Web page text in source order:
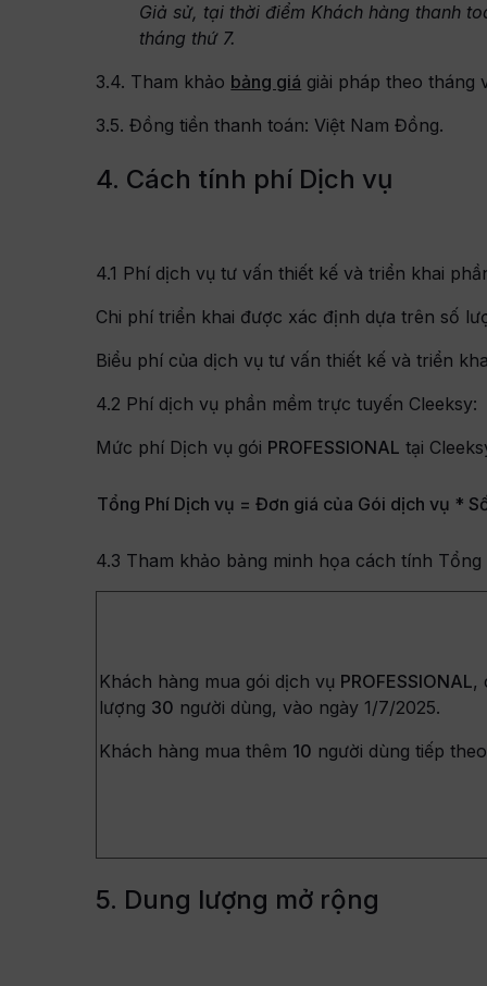
Giả sử, tại thời điểm Khách hàng thanh
tháng thứ 7.
3.4. Tham khảo bảng giá giải pháp theo tháng
3.5. Đồng tiền thanh toán: Việt Nam Đồng.
4. Cách tính phí Dịch vụ
4.1 Phí dịch vụ tư vấn thiết kế và triển khai
Chi phí triển khai được xác định dựa trên số
Biểu phí của dịch vụ tư vấn thiết kế và triển
4.2 Phí dịch vụ phần mềm trực tuyến Cleeksy:
Mức phí Dịch vụ gói PROFESSIONAL tại
Tổng Phí Dịch vụ = Đơn giá của Gói dịch vụ *
4.3 Tham khảo bảng minh họa cách tính
Khách hàng mua gói dịch vụ PROFESSIONAL,
lượng 30 người dùng, vào ngày 1/7/2025.
Khách hàng mua thêm 10 người dùng tiếp
5. Dung lượng mở rộng